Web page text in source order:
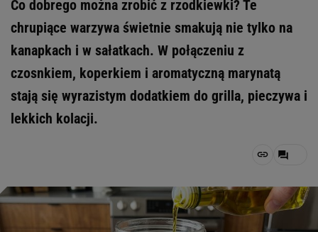
Co dobrego można zrobić z rzodkiewki? Te
chrupiące warzywa świetnie smakują nie tylko na
kanapkach i w sałatkach. W połączeniu z
czosnkiem, koperkiem i aromatyczną marynatą
stają się wyrazistym dodatkiem do grilla, pieczywa i
lekkich kolacji.